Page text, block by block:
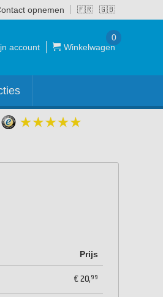
🇫🇷 🇬🇧
opnemen
account Winkelwagen
0
Prijs
€20,99